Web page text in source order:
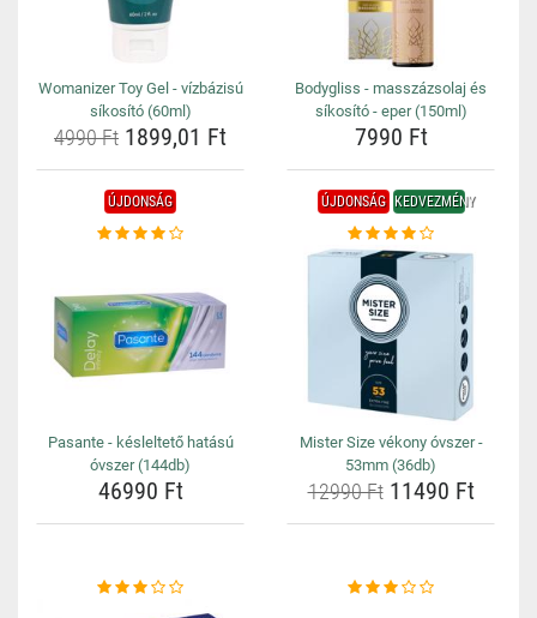
Womanizer Toy Gel - vízbázisú
síkosító (60ml)
4990 Ft 1899,01 Ft
Bodygliss - masszázsolaj és
síkosító - eper (150ml)
7990 Ft
ÚJDONSÁG
Pasante - késleltető hatású
óvszer (144db)
46990 Ft
ÚJDONSÁG KEDVEZMÉNY
Mister Size vékony óvszer -
53mm (36db)
12990 Ft11490 Ft